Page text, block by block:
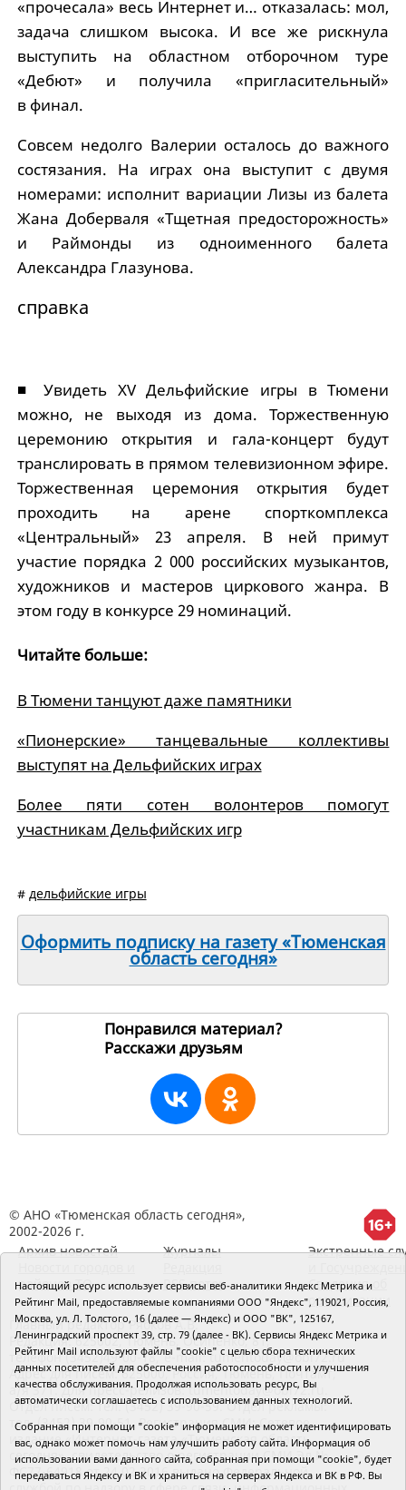
«прочесала» весь Интернет и… отказалась: мол,
задача слишком высока. И все же рискнула
выступить на областном отборочном туре
«Дебют» и получила «пригласительный»
в финал.
Совсем недолго Валерии осталось до важного
состязания. На играх она выступит с двумя
номерами: исполнит вариации Лизы из балета
Жана Доберваля «Тщетная предосторожность»
и Раймонды из одноименного балета
Александра Глазунова.
справка
■ Увидеть XV Дельфийские игры в Тюмени
можно, не выходя из дома. Торжественную
церемонию открытия и гала-концерт будут
транслировать в прямом телевизионном эфире.
Торжественная церемония открытия будет
проходить на арене спорткомплекса
«Центральный» 23 апреля. В ней примут
участие порядка 2 000 российских музыкантов,
художников и мастеров циркового жанра. В
этом году в конкурсе 29 номинаций.
Читайте больше:
В Тюмени танцуют даже памятники
«Пионерские» танцевальные коллективы
выступят на Дельфийских играх
Более пяти сотен волонтеров помогут
участникам Дельфийских игр
# дельфийские игры
Оформить подписку на газету «Тюменская
область сегодня»
Понравился материал?
Расскажи друзьям
© АНО «Тюменская область сегодня»,
2002-2026 г.
Архив новостей
районов ТО
Журналы
RSS поток
Экстренные
Сведения об
организации
Главный редактор Рябков А.В.
Редакция: 625002, Тюмень, Осипенко, 81,
телефон (3452)49-00-18, e-mail: tumentoday@obl72.ru
Адрес для писем: 625000, Россия, Тюмень, Почтамт,
а/я 371. Для пресс-релизов: tumentoday@obl72.ru.
Отдел писем: тел. (3452) 39-90-59. Отдел рекламы:
тел. (3452) 39-90-51. Регистрация СМИ: Сетевое
издание «Интернет-газета «Тюменская область
сегодня», свидетельство о регистрации СМИ Эл №
ФС77-64918 от 24.02.2016 выдано Федеральной
Настоящий ресурс использует сервисы веб-аналитики Яндекс Метрика и
Рейтинг Mail, предоставляемые компаниями ООО "Яндекс", 119021, Россия,
Москва, ул. Л. Толстого, 16 (далее — Яндекс) и ООО "ВК", 125167,
Ленинградский проспект 39, стр. 79 (далее - ВК). Сервисы Яндекс Метрика и
Рейтинг Mail используют файлы "cookie" с целью сбора технических
данных посетителей для обеспечения работоспособности и улучшения
качества обслуживания. Продолжая использовать ресурс, Вы
автоматически соглашаетесь с использованием данных технологий.
Собранная при помощи "cookie" информация не может идентифицировать
вас, однако может помочь нам улучшить работу сайта. Информация об
использовании вами данного сайта, собранная при помощи "cookie", будет
передаваться Яндексу и ВК и храниться на серверах Яндекса и ВК в РФ. Вы